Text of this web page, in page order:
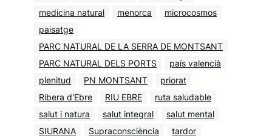
medicina natural
menorca
microcosmos
paisatge
PARC NATURAL DE LA SERRA DE MONTSANT
PARC NATURAL DELS PORTS
país valencià
plenitud
PN MONTSANT
priorat
Ribera d'Ebre
RIU EBRE
ruta saludable
salut i natura
salut integral
salut mental
SIURANA
Supraconsciència tardor